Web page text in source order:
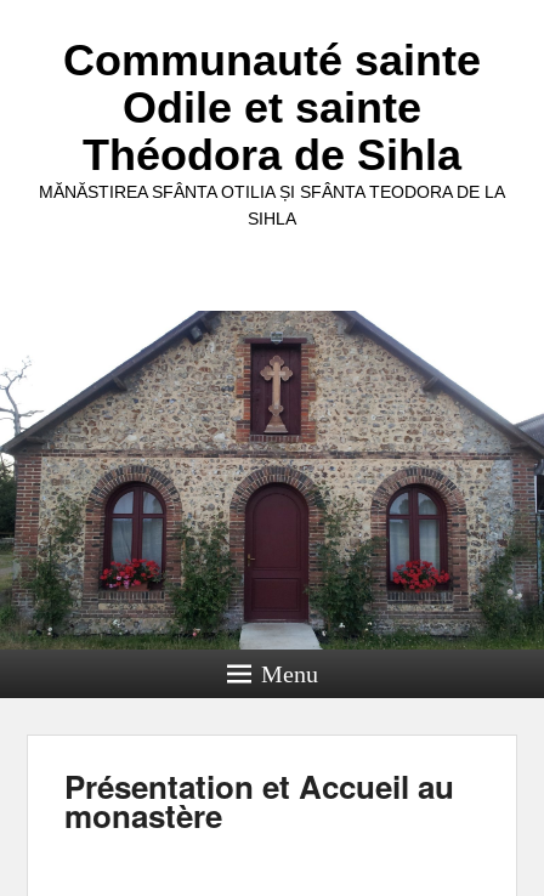
Communauté sainte
Odile et sainte
Théodora de Sihla
MĂNĂSTIREA SFÂNTA OTILIA ȘI SFÂNTA TEODORA DE LA
SIHLA
Menu
Présentation et Accueil au
monastère